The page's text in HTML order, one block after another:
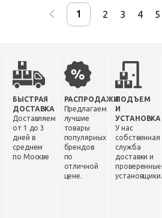
2 3 4 5
БЫСТРАЯ
ДОСТАВКА
Доставляем
от 1 до 3
дней в
среднем
по Москве
РАСПРОДАЖИ
Предлагаем
лучшие
товары
популярных
брендов
по
отличной
цене.
ПОДЪЕМ
И
УСТАНОВКА
У нас
собственная
служба
доставки и
проверенные
установщики.